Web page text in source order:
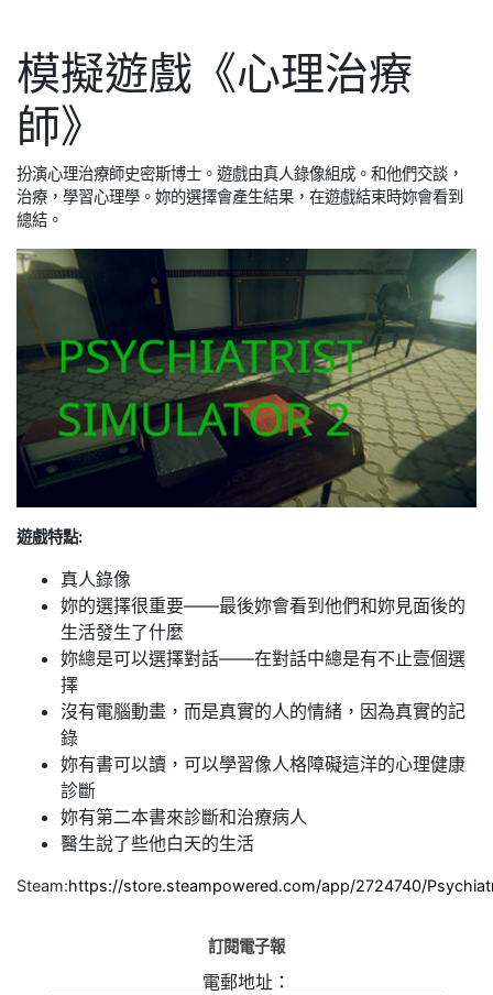
模擬遊戲《心理治療
師》
扮演心理治療師史密斯博士。遊戲由真人錄像組成。和他們交談，
治療，學習心理學。妳的選擇會產生結果，在遊戲結束時妳會看到
總結。
遊戲特點:
真人錄像
妳的選擇很重要——最後妳會看到他們和妳見面後的
生活發生了什麼
妳總是可以選擇對話——在對話中總是有不止壹個選
擇
沒有電腦動畫，而是真實的人的情緒，因為真實的記
錄
妳有書可以讀，可以學習像人格障礙這洋的心理健康
診斷
妳有第二本書來診斷和治療病人
醫生說了些他白天的生活
Steam:https://store.steampowered.com/app/2724740/
訂閱電子報
電郵地址：